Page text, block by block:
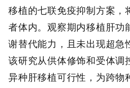
移植的七联免疫抑制方案，
者体内。观察期内移植肝功
谢替代能力，且未出现超急
该研究从供体修饰和受体调
异种肝移植可行性，为跨物